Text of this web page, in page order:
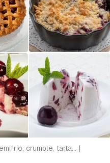
crumble, tarta... |